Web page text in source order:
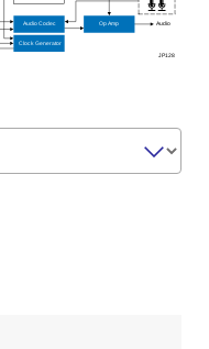
JP128
Audio
Clock Generator
Audio Codec Op Amp